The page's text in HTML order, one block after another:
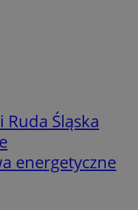
Śląska
energetyczne